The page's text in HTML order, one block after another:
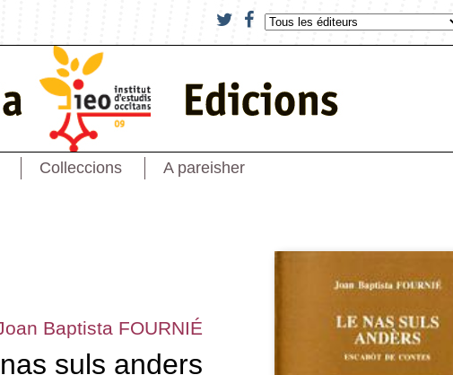
Colleccions A pareisher
Baptista FOURNIÉ
suls anders